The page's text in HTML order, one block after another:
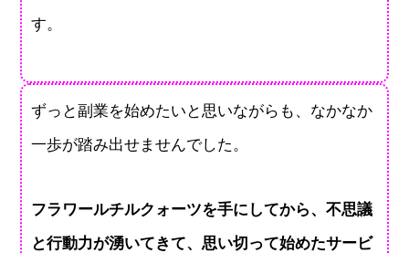
す。
ずっと副業を始めたいと思いながらも、なかなか
一歩が踏み出せませんでした。
フラワールチルクォーツを手にしてから、不思議
と行動力が湧いてきて、思い切って始めたサービ